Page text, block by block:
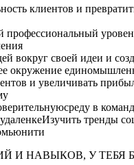
клиентов и
вокруг своей идеи и
окружение
и увеличивать
в
тренды
И НАВЫКОВ, У ТЕБЯ